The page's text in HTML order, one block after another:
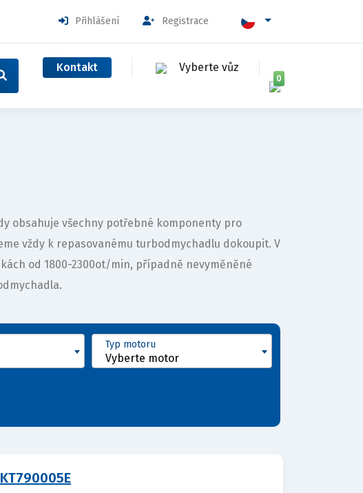
Přihlášení Registrace
Kontakt Vyberte vůz
0
obsahuje všechny potřebné komponenty pro
vždy k repasovanému turbodmychadlu dokoupit. V
od 1800-2300ot/min, případně nevyměněné
Vyberte motor
Typ motoru